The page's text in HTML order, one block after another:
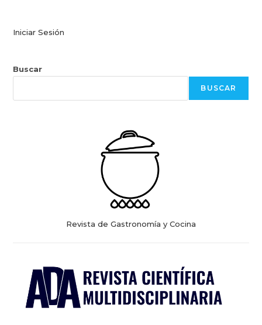
Iniciar Sesión
Buscar
BUSCAR
Revista de Gastronomía y Cocina